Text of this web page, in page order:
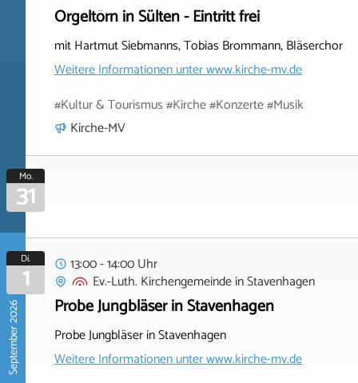
Orgeltörn in Sülten - Eintritt frei
mit Hartmut Siebmanns, Tobias Brommann, Bläserchor
Weitere Informationen unterwww.kirche-mv.de
#Kultur & Tourismus #Kirche #Konzerte #Musik
Kirche-MV
Mo.
31
September 2026
Di.
1
13:00 - 14:00 Uhr
Ev.-Luth. KirchengemeindeinStavenhagen
Probe Jungbläser in Stavenhagen
Probe Jungbläser in Stavenhagen
Weitere Informationen unterwww.kirche-mv.de